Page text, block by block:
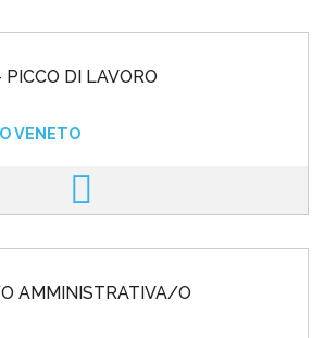
DI LAVORO
VENETO
AMMINISTRATIVA/O